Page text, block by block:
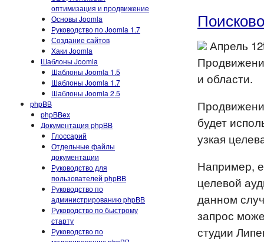
оптимизация и продвижение
Основы Joomla
Руководство по Joomla 1.7
Создание сайтов
Хаки Joomla
Шаблоны Joomla
Шаблоны Joomla 1.5
Шаблоны Joomla 1.7
Шаблоны Joomla 2.5
phpBB
phpBBex
Документация phpBB
Глоссарий
Отдельные файлы
документации
Руководство для
пользователей phpBB
Руководство по
администрированию phpBB
Руководство по быстрому
старту
Руководство по
Апрель
и области.
будет
узкая
Например,
целевой
данном
запрос
студии